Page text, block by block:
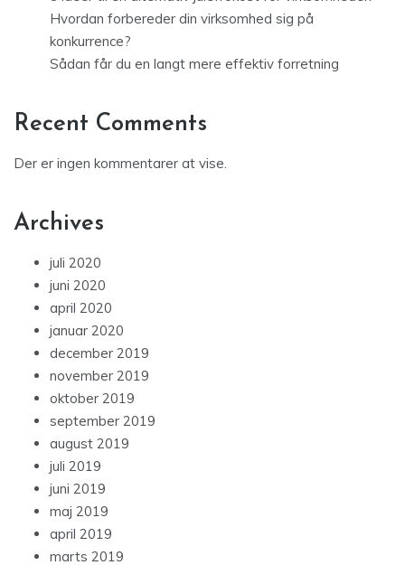
Hvordan forbereder din virksomhed sig på
konkurrence?
Sådan får du en langt mere effektiv forretning
Recent Comments
Der er ingen kommentarer at vise.
Archives
juli 2020
juni 2020
april 2020
januar 2020
december 2019
november 2019
oktober 2019
september 2019
august 2019
juli 2019
juni 2019
maj 2019
april 2019
marts 2019